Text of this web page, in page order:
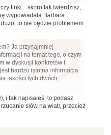
linki... skoro tak twierdzisz,
wypowiadała Barbara
to nie będzie problemem
Ja przynajmniej
na temat tego, o czym
w dyskusji konkretów i
bardzo istotna informacja
jakości tych dwóch
i tak napisałeś, to podasz
słów na wiatr, przecież